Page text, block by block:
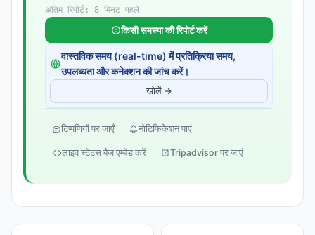
अंतिम रिपोर्ट: 8 मिनट पहले
किसी समस्या की रिपोर्ट करें
वास्तविक समय (real-time) में प्रतिक्रिया समय,
उपलब्धता और कनेक्शन की जांच करें।
खोलें →
टिप्पणियों पर जाएँ नोटिफिकेशन पाएं
लाइव स्टेटस बैज एम्बेड करें Tripadvisor पर जाएं